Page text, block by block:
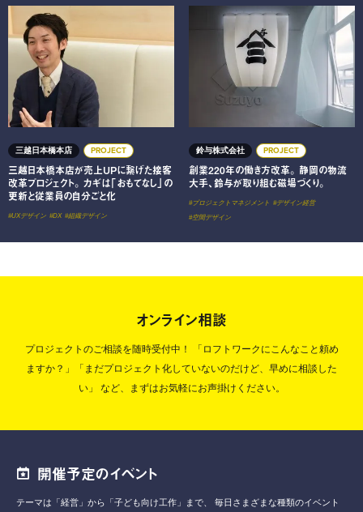
三越日本橋本店 PROJECT
三越日本橋本店が売上UPに繋げた接客
改革プロジェクト。 カギは「おもてなし」の
更新と従業員の自分ごと化
#UXデザイン #DX #組織デザイン
三越日本橋本店が売上UPに繋げた接客改革プロジェクト。
鈴与株式会社 PROJECT
創業220年の働き方改革。 静岡の物流
大手、鈴与が取り組む磁場づくり。
#プロジェクトマネジメント #デザイン経営
#空間デザイン
創業220年の働き方改革。
オンライン相談
プロジェクトのご相談を随時受付中！
「ロフトワークにこんなこと頼め
ますか？」「まだプロジェクト化していないのだけど、早めに相談した
い」
など、まずはお気軽にお声掛けください。
開催予定のイベント
テーマは「経営」から「子ども向け工作」まで、
毎日さまざまな種類のイベント